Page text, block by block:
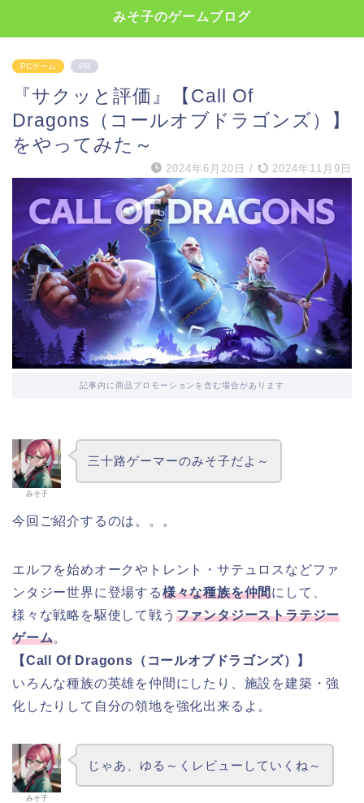
みそ子のゲームブログ
PCゲーム PR
『サクッと評価』【Call Of
Dragons（コールオブドラゴンズ）】
をやってみた～
2024年6月20日 / 2024年11月9日
記事内に商品プロモーションを含む場合があります
みそ子
三十路ゲーマーのみそ子だよ～
今回ご紹介するのは。。。
エルフを始めオークやトレント・サテュロスなどファ
ンタジー世界に登場する様々な種族を仲間にして、
様々な戦略を駆使して戦う ファンタジーストラテジー
ゲーム。
【Call Of Dragons（コールオブドラゴンズ）】
いろんな種族の英雄を仲間にしたり、施設を建築・強
化したりして自分の領地を強化出来るよ。
みそ子
じゃあ、ゆる～くレビューしていくね～